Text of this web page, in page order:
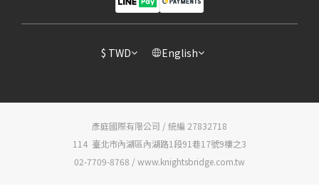
$ TWD English
彥庭國際有限公司 / 統編 27832718
114 臺北市內湖區內湖路1段91巷17號9樓之3
02-7709-8768 / www.knightsbridge.com.tw